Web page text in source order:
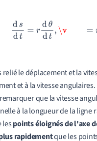
d sdt=rd θdt ω.
relié le déplacement et la
et à la vitesse
que la vitesse
à la longueur de la ligne
lespoints éloignés de l'axe
rapidementque les